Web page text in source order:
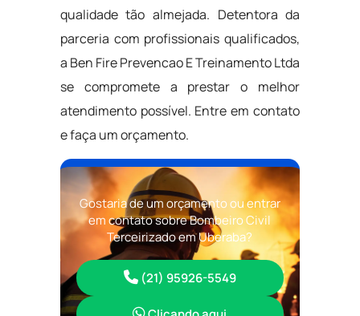
qualidade tão almejada. Detentora da
parceria com profissionais qualificados,
a Ben Fire Prevencao E Treinamento Ltda
se compromete a prestar o melhor
atendimento possível. Entre em contato
e faça um orçamento.
Gostaria de um orçamento ou entrar
em contato sobre Bombeiro Civil
Terceirizado em Uberaba?
(21) 95926-5549